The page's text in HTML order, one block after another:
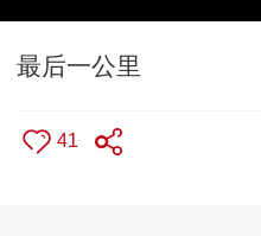
最后一公里
41